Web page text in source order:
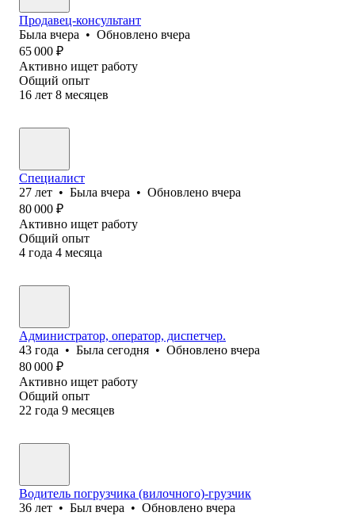
Продавец-консультант
Была вчера • Обновлено вчера
65 000 ₽
Активно ищет работу
Общий опыт
16 лет 8 месяцев
Специалист
27 лет • Была вчера • Обновлено вчера
80 000 ₽
Активно ищет работу
Общий опыт
4 года 4 месяца
Администратор, оператор, диспетчер.
43 года • Была сегодня • Обновлено вчера
80 000 ₽
Активно ищет работу
Общий опыт
22 года 9 месяцев
Водитель погрузчика (вилочного)-грузчик
36 лет • Был вчера • Обновлено вчера